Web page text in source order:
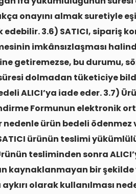
onayını almak suretiyle
3.6) SATICI, sipariş
imkânsızlaşması
getiremezse, bu durumu,
dolmadan tüketiciye
ALICI’ya iade eder. 3.7)
Formunun elektronik
ürün bedeli ödenmez
ürünün teslimi
tesliminden sonra
kaynaklanmayan bir
olarak kullanılması